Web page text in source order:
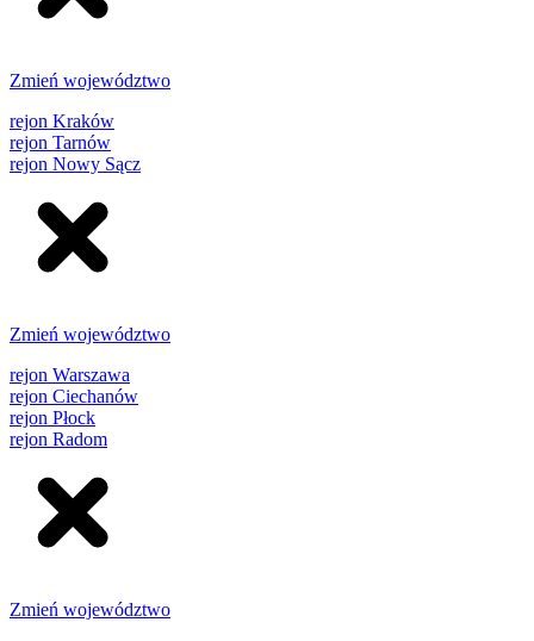
Zmień województwo
rejon Kraków
rejon Tarnów
rejon Nowy Sącz
Zmień województwo
rejon Warszawa
rejon Ciechanów
rejon Płock
rejon Radom
Zmień województwo